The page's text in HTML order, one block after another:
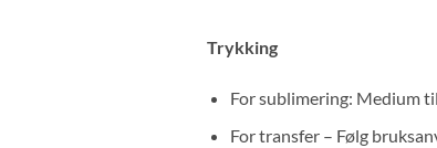
Trykking
For sublimering: Medium
For transfer – Følg